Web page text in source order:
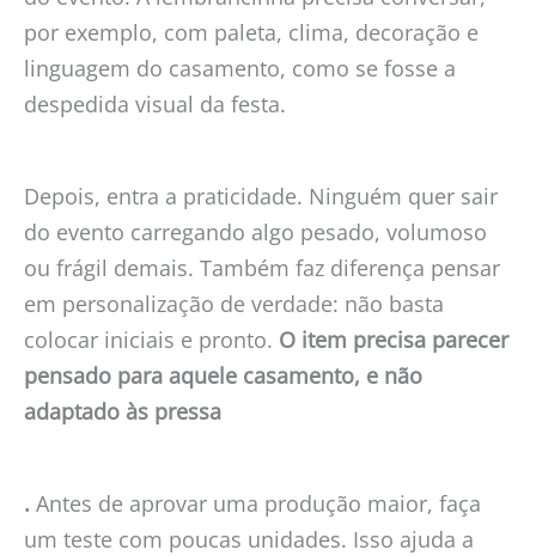
por exemplo, com paleta, clima, decoração e
linguagem do casamento, como se fosse a
despedida visual da festa.
Depois, entra a praticidade. Ninguém quer sair
do evento carregando algo pesado, volumoso
ou frágil demais. Também faz diferença pensar
em personalização de verdade: não basta
colocar iniciais e pronto. O item precisa parecer
pensado para aquele casamento, e não
adaptado às pressa
. Antes de aprovar uma produção maior, faça
um teste com poucas unidades. Isso ajuda a